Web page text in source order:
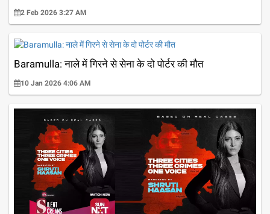
2 Feb 2026 3:27 AM
Baramulla: नाले में गिरने से सेना के दो पोर्टर की मौत
10 Jan 2026 4:06 AM